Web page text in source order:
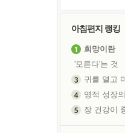
아침편지 랭킹
희망이란
'모른다'는 것
영적 성장
장 건강이